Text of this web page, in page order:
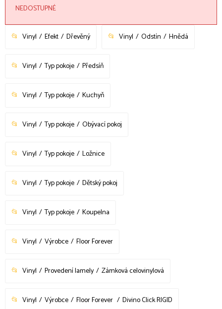
NEDOSTUPNÉ
Vinyl Efekt Dřevěný Vinyl Odstín Hnědá
Vinyl Typ pokoje Předsíň
Vinyl Typ pokoje Kuchyň
Vinyl Typ pokoje Obývací pokoj
Vinyl Typ pokoje Ložnice
Vinyl Typ pokoje Dětský pokoj
Vinyl Typ pokoje Koupelna
Vinyl Výrobce Floor Forever
Vinyl Provedení lamely Zámková celovinylová
Vinyl Výrobce Floor Forever Divino Click RIGID